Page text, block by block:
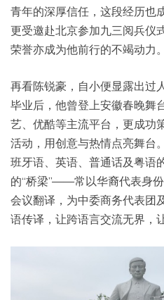
青年的深厚信任，这段经历也
更受邀赴北京参加九三阅兵仪
荣誉亦成为他前行的不竭动力。
再看陈锐豪，自小便显露出过
毕业后，他曾登上安徽春晚舞
艺、优酷等主流平台，更成功
活动，用创意与热情点亮舞台
班牙语、英语、普通话及粤语
的“桥梁”——常以华裔代表身
会议翻译，为中委商务代表团
语传译，让跨语言交流无界，